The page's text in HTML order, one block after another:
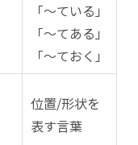
「～ている」
「～てある」
「～ておく」
位置/形状を
表す言葉